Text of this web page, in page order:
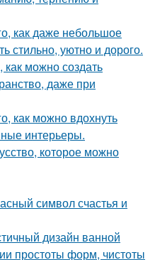
как даже небольшое
стильно, уютно и дорого.
как можно создать
даже при
как можно вдохнуть
интерьеры.
которое можно
символ счастья и
дизайн ванной
простоты форм, чистоты